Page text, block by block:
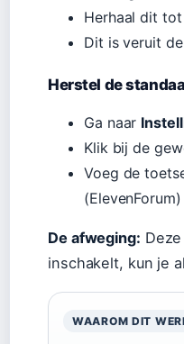
Herhaal dit
Dit is veruit
Herstel de
Ga naar
Klik bij de
Voeg de
(ElevenForum)
De afweging:
inschakelt, kun je
WAAROM DIT